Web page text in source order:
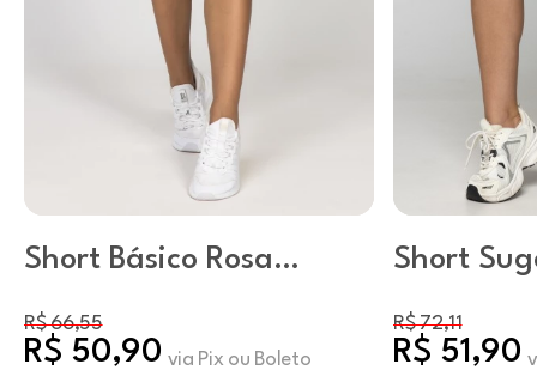
Short Básico Rosa
R$ 66,55
R$ 50,90 via Pix ou Boleto
Short
R$ 72,11
R$ 51,90